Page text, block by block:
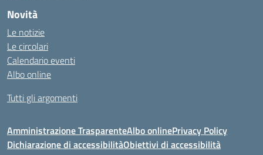
Novità
Le notizie
Le circolari
Calendario eventi
Albo online
Tutti gli argomenti
Amministrazione TrasparenteAlbo onlinePrivacy Policy
Dichiarazione di accessibilitàObiettivi di accessibilità